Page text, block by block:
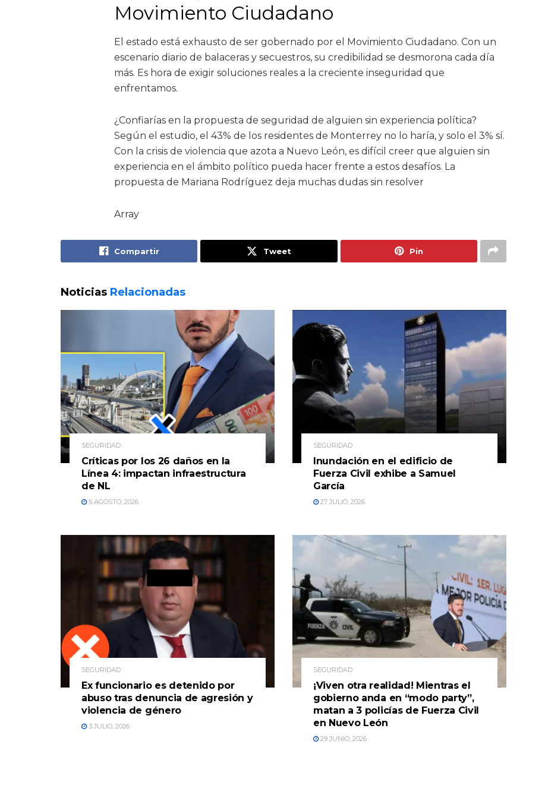
Movimiento Ciudadano
El estado está exhausto de ser gobernado por el Movimiento Ciudadano. Con un
escenario diario de balaceras y secuestros, su credibilidad se desmorona cada día
más. Es hora de exigir soluciones reales a la creciente inseguridad que
enfrentamos.
¿Confiarías en la propuesta de seguridad de alguien sin experiencia política?
Según el estudio, el 43% de los residentes de Monterrey no lo haría, y solo el 3% sí.
Con la crisis de violencia que azota a Nuevo León, es difícil creer que alguien sin
experiencia en el ámbito político pueda hacer frente a estos desafíos. La
propuesta de Mariana Rodríguez deja muchas dudas sin resolver
Array
Compartir Tweet Pin
Noticias Relacionadas
SEGURIDAD
Críticas por los 26 daños en la
Línea 4: impactan infraestructura
de NL
5 AGOSTO, 2026
SEGURIDAD
Inundación en el edificio de
Fuerza Civil exhibe a Samuel
García
27 JULIO, 2026
SEGURIDAD
Ex funcionario es detenido por
abuso tras denuncia de agresión y
violencia de género
3 JULIO, 2026
SEGURIDAD
¡Viven otra realidad! Mientras el
gobierno anda en “modo party”,
matan a 3 policías de Fuerza Civil
en Nuevo León
29 JUNIO, 2026